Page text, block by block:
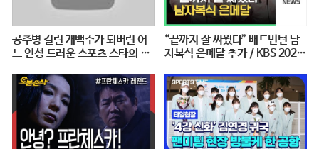
공주병 걸린 개백수가 되버린 어
느 인성 드러운 스포츠 스타의 최
“끝까지 잘 싸웠다” 배드민턴 남
자복식 은메달 추가 / KBS 2020